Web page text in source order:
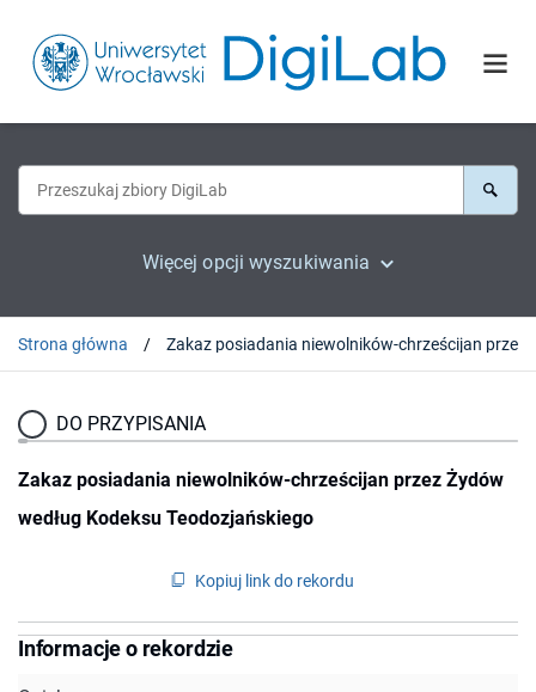
Więcej opcji wyszukiwania
Strona główna
DO PRZYPISANIA
Zakaz posiadania niewolników-chrześcijan przez Żydów
według Kodeksu Teodozjańskiego
Kopiuj link do rekordu
Informacje o rekordzie